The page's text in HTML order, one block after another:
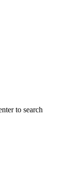
to search